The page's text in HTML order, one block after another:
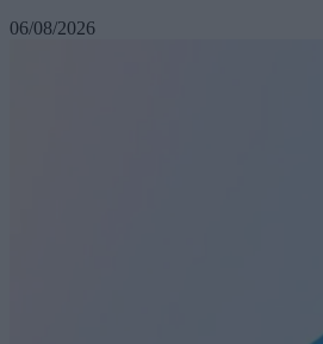
06/08/2026